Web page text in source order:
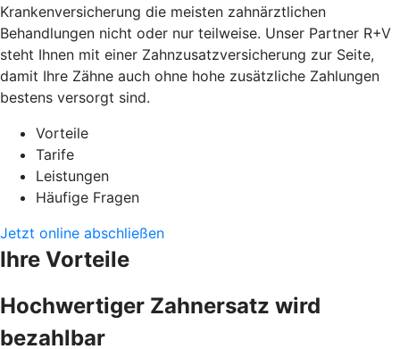
Krankenversicherung die meisten zahnärztlichen
Behandlungen nicht oder nur teilweise. Unser Partner R+V
steht Ihnen mit einer Zahnzusatzversicherung zur Seite,
damit Ihre Zähne auch ohne hohe zusätzliche Zahlungen
bestens versorgt sind.
Vorteile
Tarife
Leistungen
Häufige Fragen
Jetzt online abschließen
Ihre Vorteile
Hochwertiger Zahnersatz wird
bezahlbar